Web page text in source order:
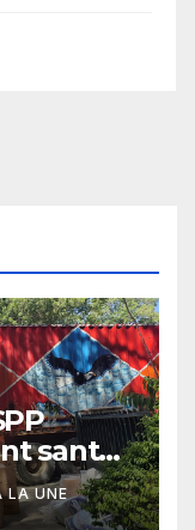
sante
LA UNE